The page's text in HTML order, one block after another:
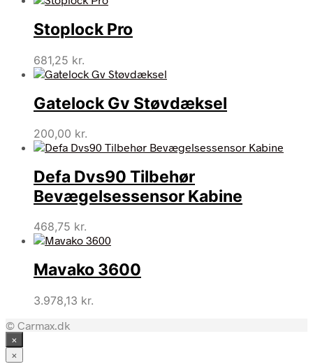
Stoplock Pro
681,25 kr.
Gatelock Gv Støvdæksel
200,00 kr.
Defa Dvs90 Tilbehør
Bevægelsessensor Kabine
468,75 kr.
Mavako 3600
3.978,13 kr.
© Carmax.dk
×
×